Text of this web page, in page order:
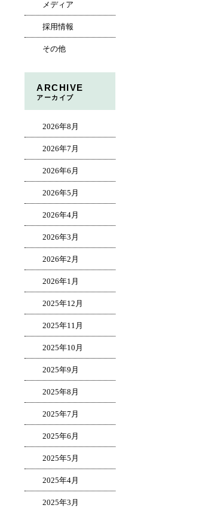
メディア
採用情報
その他
ARCHIVE
アーカイブ
2026年8月
2026年7月
2026年6月
2026年5月
2026年4月
2026年3月
2026年2月
2026年1月
2025年12月
2025年11月
2025年10月
2025年9月
2025年8月
2025年7月
2025年6月
2025年5月
2025年4月
2025年3月